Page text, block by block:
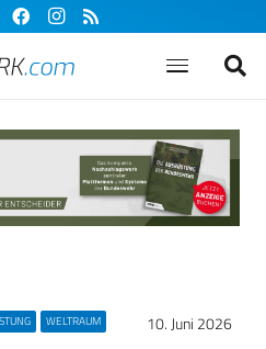
WELTRAUM 10. Juni 2026